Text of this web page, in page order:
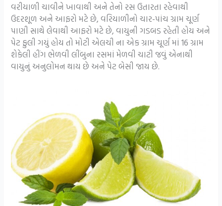
વરીયાળી ચાવીને ખાવાથી અને તેનો રસ ઉતારતા રહેવાથી
ઉદરશૂળ અને આફરો મટે છે, વરિયાળીનો ચાર-પાંચ ગ્રામ ચૂર્ણ
પાણી સાથે લેવાથી આફરો મટે છે, વાયુની ગડબડ રહેતી હોય અને
પેટ ફુલી ગયું હોય તો મોટી એલચી ના એક ગ્રામ ચૂર્ણ માં 16 ગ્રામ
શેકેલી હીંગ ભેળવી લીંબુના રસમાં મેળવી ચાટી જવું એનાથી
વાયુનું અનુલોમન થાય છે અને પેટ બેસી જાય છે.